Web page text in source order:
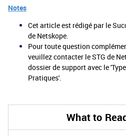
Notes
Cet article est rédigé par le
de Netskope.
Pour toute question
veuillez contacter le STG de
dossier de support avec le
Pratiques'.
What to